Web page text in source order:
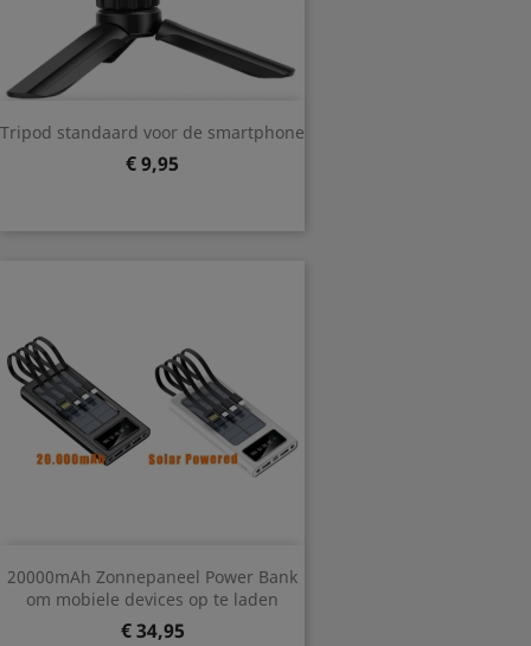
Tripod standaard voor de smartphone
Prijs
€ 9,95
20000mAh Zonnepaneel Power Bank
om mobiele devices op te laden
Prijs
€ 34,95